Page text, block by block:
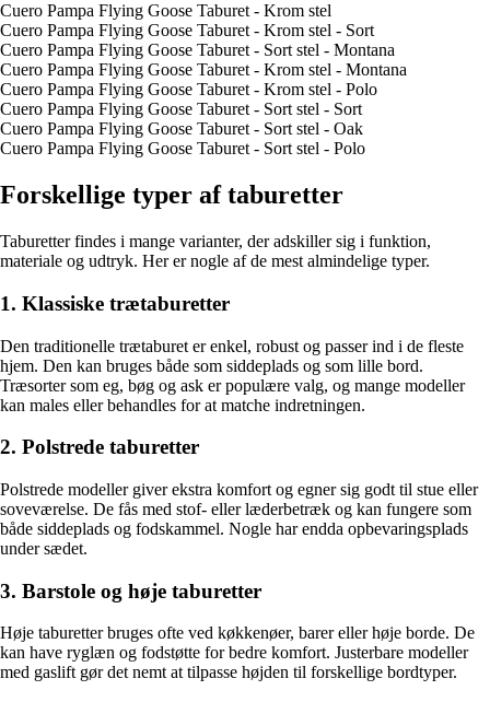
Cuero Pampa Flying Goose Taburet - Krom stel
Cuero Pampa Flying Goose Taburet - Krom stel - Sort
Cuero Pampa Flying Goose Taburet - Sort stel - Montana
Cuero Pampa Flying Goose Taburet - Krom stel - Montana
Cuero Pampa Flying Goose Taburet - Krom stel - Polo
Cuero Pampa Flying Goose Taburet - Sort stel - Sort
Cuero Pampa Flying Goose Taburet - Sort stel - Oak
Cuero Pampa Flying Goose Taburet - Sort stel - Polo
Forskellige typer af taburetter
Taburetter findes i mange varianter, der adskiller sig i funktion,
materiale og udtryk. Her er nogle af de mest almindelige typer.
1. Klassiske trætaburetter
Den traditionelle trætaburet er enkel, robust og passer ind i de fleste
hjem. Den kan bruges både som siddeplads og som lille bord.
Træsorter som eg, bøg og ask er populære valg, og mange modeller
kan males eller behandles for at matche indretningen.
2. Polstrede taburetter
Polstrede modeller giver ekstra komfort og egner sig godt til stue eller
soveværelse. De fås med stof- eller læderbetræk og kan fungere som
både siddeplads og fodskammel. Nogle har endda opbevaringsplads
under sædet.
3. Barstole og høje taburetter
Høje taburetter bruges ofte ved køkkenøer, barer eller høje borde. De
kan have ryglæn og fodstøtte for bedre komfort. Justerbare modeller
med gaslift gør det nemt at tilpasse højden til forskellige bordtyper.